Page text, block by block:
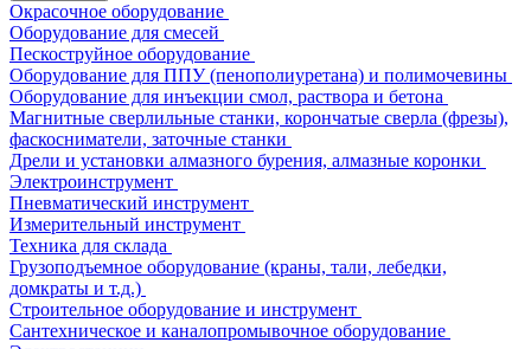
Окрасочное оборудование
Оборудование для смесей
Пескоструйное оборудование
Оборудование для ППУ (пенополиуретана) и полимочевины
Оборудование для инъекции смол, раствора и бетона
Магнитные сверлильные станки, корончатые сверла (фрезы),
фаскосниматели, заточные станки
Дрели и установки алмазного бурения, алмазные коронки
Электроинструмент
Пневматический инструмент
Измерительный инструмент
Техника для склада
Грузоподъемное оборудование (краны, тали, лебедки,
домкраты и т.д.)
Строительное оборудование и инструмент
Сантехническое и каналопромывочное оборудование